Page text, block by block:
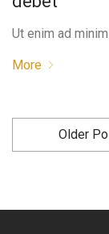
Ut enim ad
More
Older